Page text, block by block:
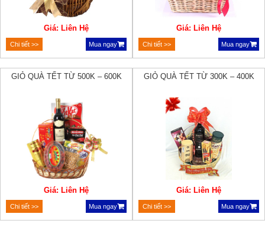
Giá: Liên Hệ
Chi tiết >> Mua ngay
Giá: Liên Hệ
Chi tiết >> Mua ngay
GIỎ QUÀ TẾT TỪ 500K – 600K
Giá: Liên Hệ
Chi tiết >> Mua ngay
GIỎ QUÀ TẾT TỪ 300K – 400K
Giá: Liên Hệ
Chi tiết >> Mua ngay